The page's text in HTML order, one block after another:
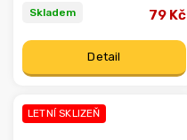
Skladem 79 Kč
Detail
LETNÍ SKLIZEŇ